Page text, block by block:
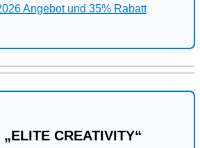
CREATIVITY“